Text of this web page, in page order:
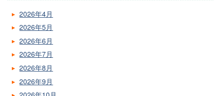
2026年4月
2026年5月
2026年6月
2026年7月
2026年8月
2026年9月